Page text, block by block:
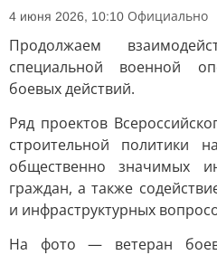
4 июня 2026, 10:10 Официально
Продолжаем
специальной военной
боевых действий.
Ряд проектов
строительной политики
общественно значимых
граждан, а также
и инфраструктурных
На фото — ветеран